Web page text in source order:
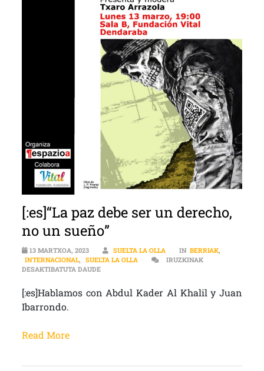
[:es]“La paz debe ser un derecho,
no un sueño”
13 MARTXOA, 2023 SUELTA LA OLLA IN BERRIAK,
INTERNACIONAL, SUELTA LA OLLA
IRUZKINAK
DESAKTIBATUTA DAUDE[:ES]“LA PAZ DEBE SER UN DERECHO, NO UN
[:es]Hablamos con Abdul Kader Al Khalil y Juan
Ibarrondo.
Read More